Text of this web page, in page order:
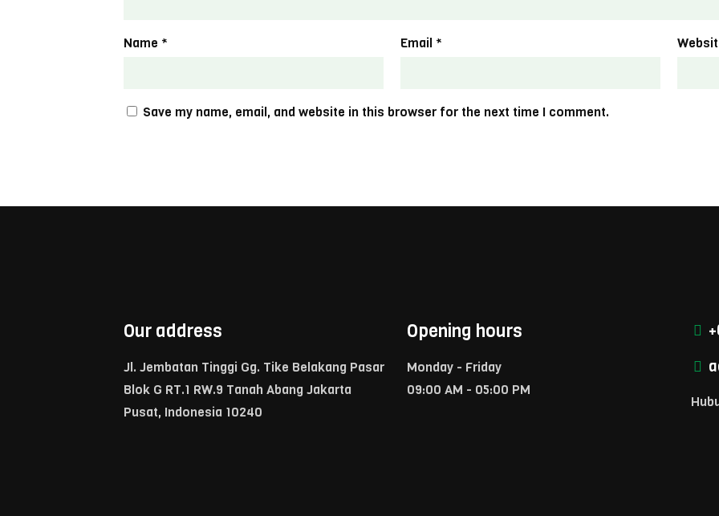
Name * Email *
Save my name, email, and website in this browser for the next time I comment.
Our address
Jl. Jembatan Tinggi Gg. Tike Belakang Pasar
Blok G RT.1 RW.9 Tanah Abang Jakarta
Pusat, Indonesia 10240
Opening hours
Monday - Friday
09:00 AM - 05:00 PM